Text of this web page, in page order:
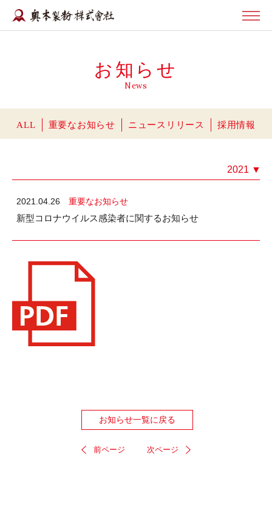
お知らせ
News
ALL 重要なお知らせ ニュースリリース 採用情報
2021 ▼
2021.04.26 重要なお知らせ
新型コロナウイルス感染者に関するお知らせ
前ページ
お知らせ一覧に戻る
次ページ